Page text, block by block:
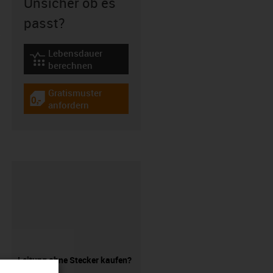
passt?
igus-icon-lebensdauerrechner
Lebensdauer
berechnen
igus-icon-gratismuster
Gratismuster
anfordern
Leitung ohne Stecker kaufen?